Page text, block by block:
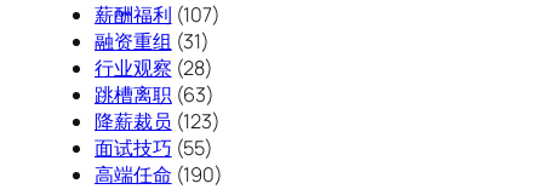
薪酬福利 (107)
融资重组 (31)
行业观察 (28)
跳槽离职(63)
降薪裁员 (123)
面试技巧 (55)
高端任命 (190)